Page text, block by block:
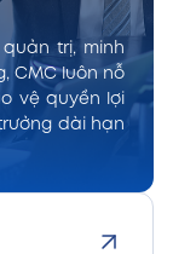
trị, minh
CMC luôn nỗ
vệ quyền lợi
dài hạn